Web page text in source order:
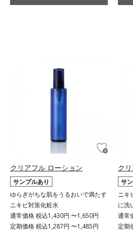
クリアフル ローション
サンプルあり
ゆらぎがちな肌をうるおいで満たす
ニキビ対策化粧水
通常価格 税込1,430円 〜1,650円
定期価格 税込1,287円 〜1,485円
ク
サ
ニキ
に洗
通常
定期